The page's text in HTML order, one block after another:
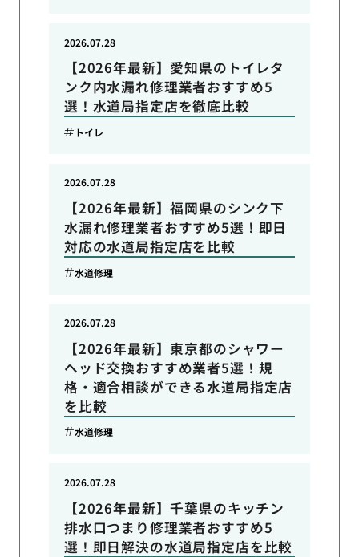
【2026年最新】愛知県のトイレタ
ンク内水漏れ修理業者おすすめ5
選！水道局指定店を徹底比較
2026.07.28
トイレ
【2026年最新】福岡県のシンク下
水漏れ修理業者おすすめ5選！即日
対応の水道局指定店を比較
2026.07.28
水道修理
【2026年最新】東京都のシャワー
ヘッド交換おすすめ業者5選！規
格・適合相談ができる水道局指定店
を比較
2026.07.28
水道修理
【2026年最新】千葉県のキッチン
排水口つまり修理業者おすすめ5
選！即日解決の水道局指定店を比較
2026.07.28